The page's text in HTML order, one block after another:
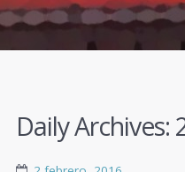
Daily Archives: